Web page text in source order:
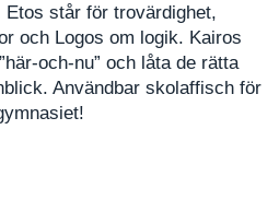
står för trovärdighet,
och Logos om logik. Kairos
och-nu” och låta de rätta
Användbar skolaffisch för